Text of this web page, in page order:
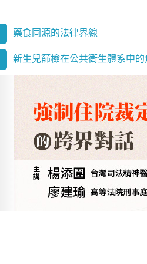
藥食同源的法律界線
新生兒篩檢在公共衛生體系中的